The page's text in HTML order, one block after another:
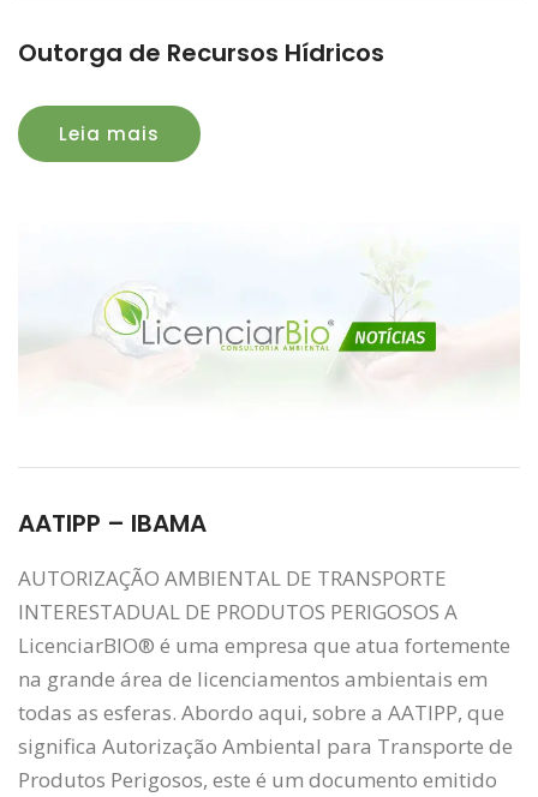
Outorga de Recursos Hídricos
Leia mais
AATIPP – IBAMA
AUTORIZAÇÃO AMBIENTAL DE TRANSPORTE
INTERESTADUAL DE PRODUTOS PERIGOSOS A
LicenciarBIO® é uma empresa que atua fortemente
na grande área de licenciamentos ambientais em
todas as esferas. Abordo aqui, sobre a AATIPP, que
significa Autorização Ambiental para Transporte de
Produtos Perigosos, este é um documento emitido